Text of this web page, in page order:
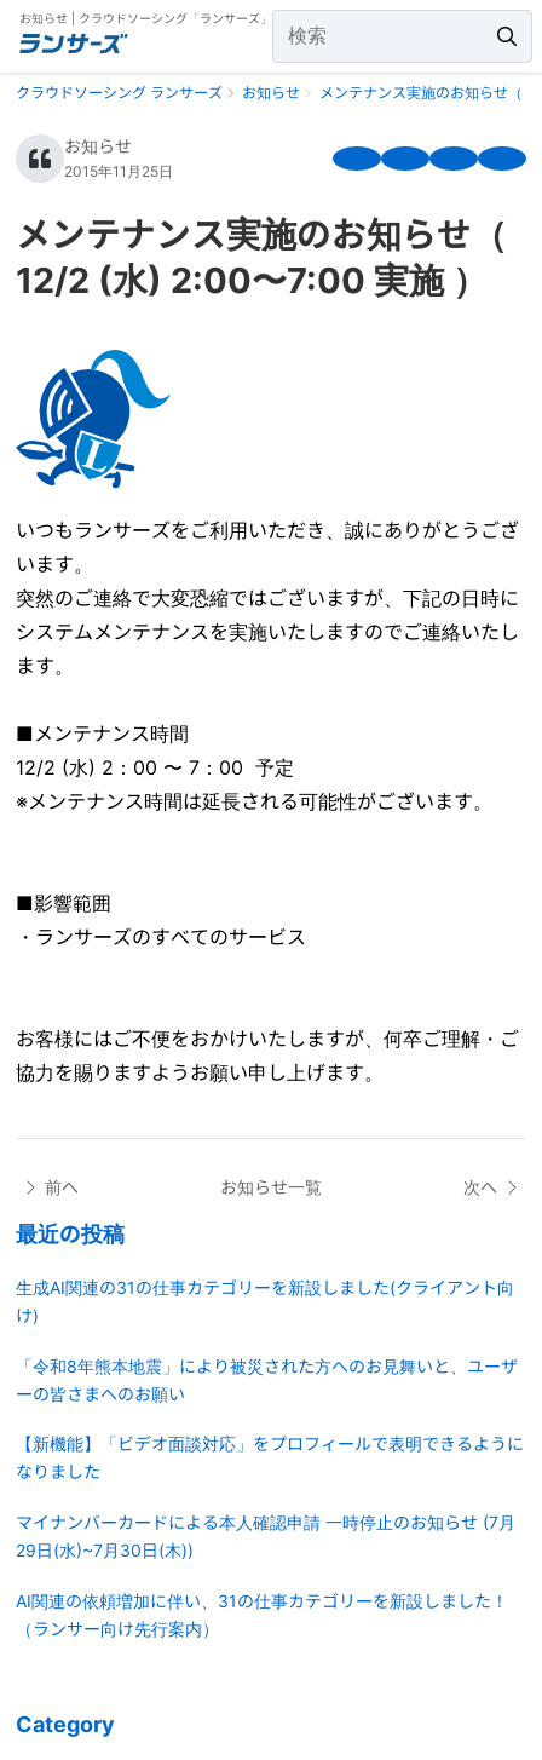
お知らせ | クラウドソーシング「ランサーズ」
クラウドソーシング ランサーズ お知らせ メンテナンス実施のお知らせ（
お知らせ
2015年11月25日
メンテナンス実施のお知らせ（
12/2 (水) 2:00〜7:00 実施 ）
いつもランサーズをご利用いただき、誠にありがとうござ
います。
突然のご連絡で大変恐縮ではございますが、下記の日時に
システムメンテナンスを実施いたしますのでご連絡いたし
ます。
■メンテナンス時間
12/2 (水) 2：00 〜 7：00 予定
※メンテナンス時間は延長される可能性がございます。
■影響範囲
・ランサーズのすべてのサービス
お客様にはご不便をおかけいたしますが、何卒ご理解・ご
協力を賜りますようお願い申し上げます。
前へ お知らせ一覧 次へ
最近の投稿
生成AI関連の31の仕事カテゴリーを新設しました(クライアント向
け)
「令和8年熊本地震」により被災された方へのお見舞いと、ユーザ
ーの皆さまへのお願い
【新機能】「ビデオ面談対応」をプロフィールで表明できるように
なりました
マイナンバーカードによる本人確認申請 一時停止のお知らせ (7月
29日(水)~7月30日(木))
AI関連の依頼増加に伴い、31の仕事カテゴリーを新設しました！
（ランサー向け先行案内）
Category